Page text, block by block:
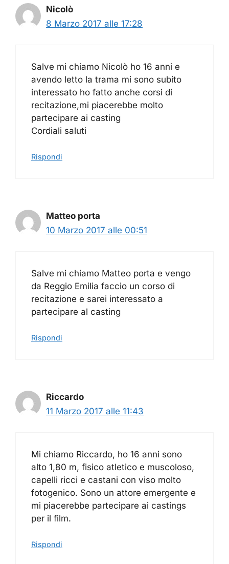
Nicolò
8 Marzo 2017 alle 17:28
Salve mi chiamo Nicolò ho 16 anni e
avendo letto la trama mi sono subito
interessato ho fatto anche corsi di
recitazione,mi piacerebbe molto
partecipare ai casting
Cordiali saluti
Rispondi
Matteo porta
10 Marzo 2017 alle 00:51
Salve mi chiamo Matteo porta e vengo
da Reggio Emilia faccio un corso di
recitazione e sarei interessato a
partecipare al casting
Rispondi
Riccardo
11 Marzo 2017 alle 11:43
Mi chiamo Riccardo, ho 16 anni sono
alto 1,80 m, fisico atletico e muscoloso,
capelli ricci e castani con viso molto
fotogenico. Sono un attore emergente e
mi piacerebbe partecipare ai castings
per il film.
Rispondi